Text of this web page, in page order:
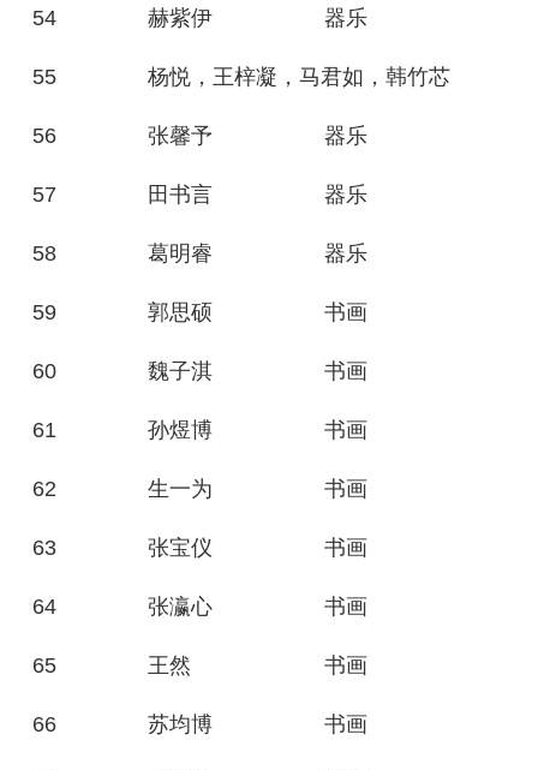
54 赫紫伊 器乐
55 杨悦，王梓凝，马君如，韩竹芯
56 张馨予 器乐
57 田书言 器乐
58 葛明睿 器乐
59 郭思硕 书画
60 魏子淇 书画
61 孙煜博 书画
62 生一为 书画
63 张宝仪 书画
64 张瀛心 书画
65 王然 书画
66 苏均博 书画